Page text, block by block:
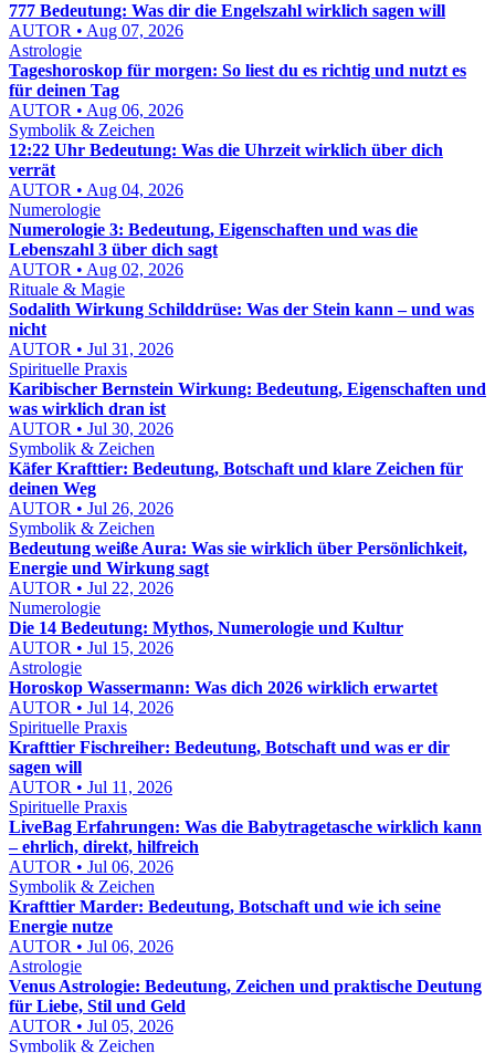
777 Bedeutung: Was dir die Engelszahl wirklich sagen will
AUTOR • Aug 07, 2026
Astrologie
Tageshoroskop für morgen: So liest du es richtig und nutzt es
für deinen Tag
AUTOR • Aug 06, 2026
Symbolik & Zeichen
12:22 Uhr Bedeutung: Was die Uhrzeit wirklich über dich
verrät
AUTOR • Aug 04, 2026
Numerologie
Numerologie 3: Bedeutung, Eigenschaften und was die
Lebenszahl 3 über dich sagt
AUTOR • Aug 02, 2026
Rituale & Magie
Sodalith Wirkung Schilddrüse: Was der Stein kann – und was
nicht
AUTOR • Jul 31, 2026
Spirituelle Praxis
Karibischer Bernstein Wirkung: Bedeutung, Eigenschaften und
was wirklich dran ist
AUTOR • Jul 30, 2026
Symbolik & Zeichen
Käfer Krafttier: Bedeutung, Botschaft und klare Zeichen für
deinen Weg
AUTOR • Jul 26, 2026
Symbolik & Zeichen
Bedeutung weiße Aura: Was sie wirklich über Persönlichkeit,
Energie und Wirkung sagt
AUTOR • Jul 22, 2026
Numerologie
Die 14 Bedeutung: Mythos, Numerologie und Kultur
AUTOR • Jul 15, 2026
Astrologie
Horoskop Wassermann: Was dich 2026 wirklich erwartet
AUTOR • Jul 14, 2026
Spirituelle Praxis
Krafttier Fischreiher: Bedeutung, Botschaft und was er dir
sagen will
AUTOR • Jul 11, 2026
Spirituelle Praxis
LiveBag Erfahrungen: Was die Babytragetasche wirklich kann
– ehrlich, direkt, hilfreich
AUTOR • Jul 06, 2026
Symbolik & Zeichen
Krafttier Marder: Bedeutung, Botschaft und wie ich seine
Energie nutze
AUTOR • Jul 06, 2026
Astrologie
Venus Astrologie: Bedeutung, Zeichen und praktische Deutung
für Liebe, Stil und Geld
AUTOR • Jul 05, 2026
Symbolik & Zeichen